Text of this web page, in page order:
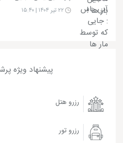
پیشنهاد ویژه
رزرو هتل
رزرو تور